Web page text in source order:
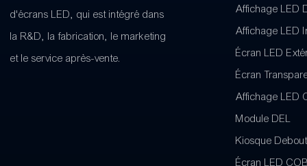
d'écrans LED, qui est intégré dans
la R&D, la fabrication, le marketing
et le service après-vente.
Affichage LED
Affichage LED
Écran LED
Écran
Affichage LED
Module DEL
Kiosque
Écran LED